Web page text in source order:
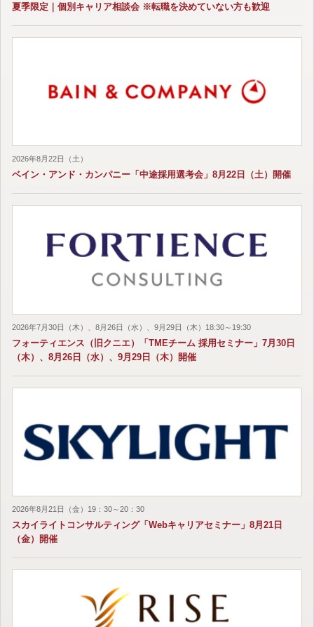
夏季限定｜個別キャリア相談会 ※転職を決めていない方も歓迎
2026年8月22日（土）
ベイン・アンド・カンパニー「中途採用選考会」8月22日（土）開催
2026年7月30日（木）、8月26日（水）、9月29日（木）18:30～19:30
フォーティエンス（旧クニエ）「TMEチーム 採用セミナー」7月30日
（木）、8月26日（水）、9月29日（木）開催
2026年8月21日（金）19：30～20：30
スカイライトコンサルティング「Webキャリアセミナー」8月21日
（金）開催